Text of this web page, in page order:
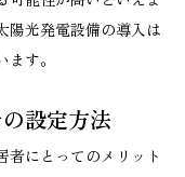
陽光発電設備の導入は
す。
設定方法
者にとってのメリット